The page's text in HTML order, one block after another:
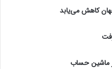
کاهش می‌یابد
ماشین حساب